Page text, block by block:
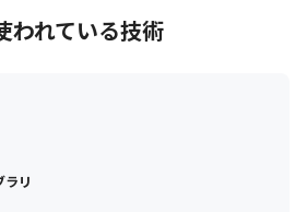
後の4月末までを限度とし、従業
することが可能な育児休職制度を
した男性従業員数÷対象年度に配偶
数）
われている技術
ラリ